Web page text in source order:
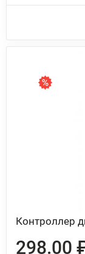
Контроллер
298.00